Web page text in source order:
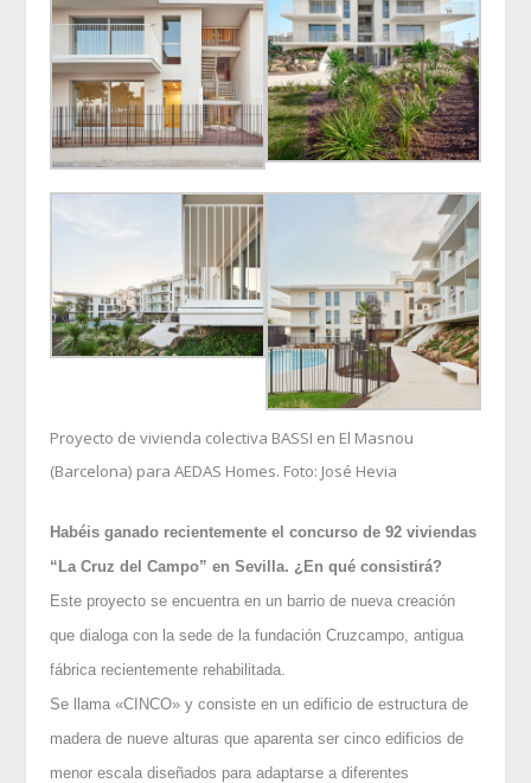
Proyecto de vivienda colectiva BASSI en El Masnou
(Barcelona) para AEDAS Homes. Foto: José Hevia
Habéis ganado recientemente el concurso de 92 viviendas
“La Cruz del Campo” en Sevilla. ¿En qué consistirá?
Este proyecto se encuentra en un barrio de nueva creación
que dialoga con la sede de la fundación Cruzcampo, antigua
fábrica recientemente rehabilitada.
Se llama «CINCO» y consiste en un edificio de estructura de
madera de nueve alturas que aparenta ser cinco edificios de
menor escala diseñados para adaptarse a diferentes